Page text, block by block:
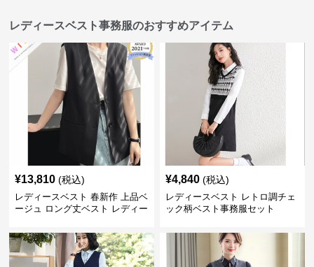
レディースベスト事務服のおすすめアイテム
¥13,810 (税込)
レディースベスト 春新作 上品ベ
ージュ ロング丈ベスト レディー
¥4,840 (税込)
レディースベスト レトロ調チェ
ック柄ベスト事務服セット